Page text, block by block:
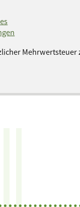
Mehrwertsteuer